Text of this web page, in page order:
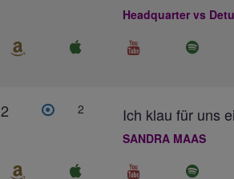
Headquarter vs
2 2 Ich klau für uns
SANDRA MAAS